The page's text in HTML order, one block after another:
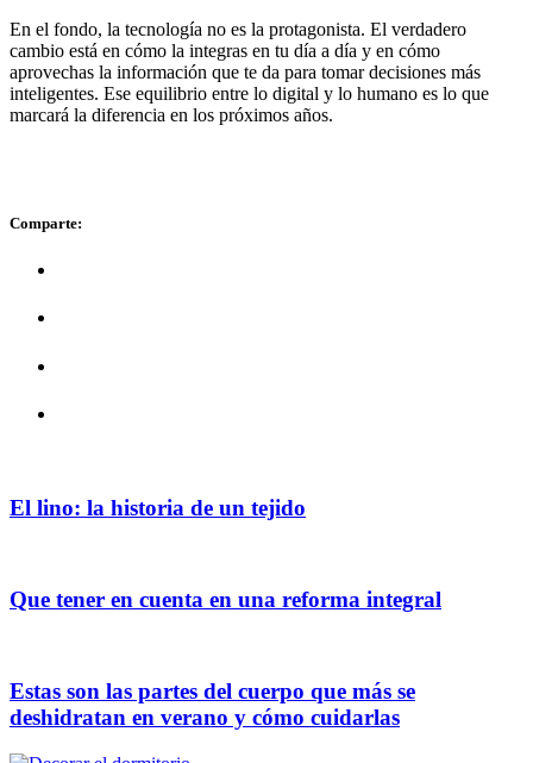
En el fondo, la tecnología no es la protagonista. El verdadero
cambio está en cómo la integras en tu día a día y en cómo
aprovechas la información que te da para tomar decisiones más
inteligentes. Ese equilibrio entre lo digital y lo humano es lo que
marcará la diferencia en los próximos años.
Comparte:
El lino: la historia de un tejido
Que tener en cuenta en una reforma integral
Estas son las partes del cuerpo que más se
deshidratan en verano y cómo cuidarlas